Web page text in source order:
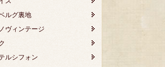
ルグ裏地
ヴィンテージ
ルシフォン